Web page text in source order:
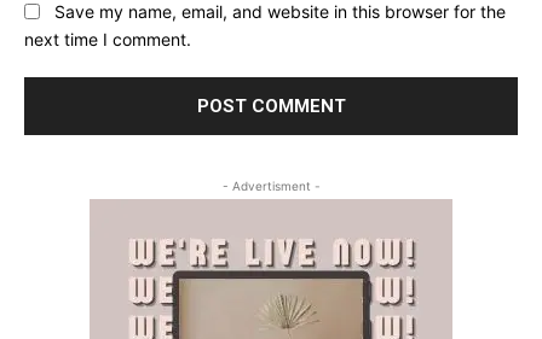
Save my name, email, and website in this browser for the
next time I comment.
- Advertisment -